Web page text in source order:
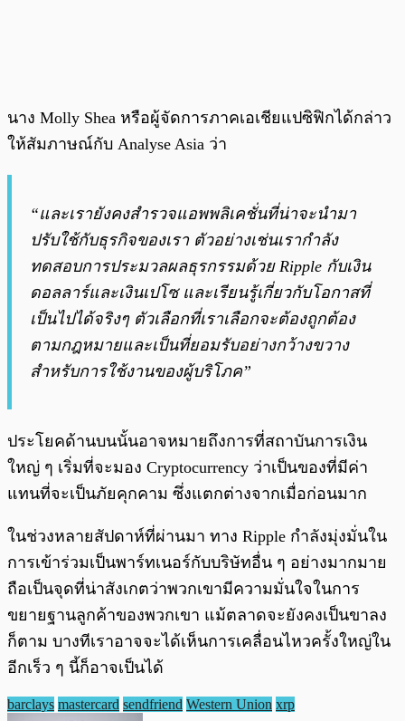
นาง Molly Shea หรือผู้จัดการภาคเอเชียแปซิฟิกได้กล่าว
ให้สัมภาษณ์กับ Analyse Asia ว่า
“และเรายังคงสำรวจแอพพลิเคชั่นที่น่าจะนำมา
ปรับใช้กับธุรกิจของเรา ตัวอย่างเช่นเรากำลัง
ทดสอบการประมวลผลธุรกรรมด้วย Ripple กับเงิน
ดอลลาร์และเงินเปโซ และเรียนรู้เกี่ยวกับโอกาสที่
เป็นไปได้จริงๆ ตัวเลือกที่เราเลือกจะต้องถูกต้อง
ตามกฎหมายและเป็นที่ยอมรับอย่างกว้างขวาง
สำหรับการใช้งานของผู้บริโภค”
ประโยคด้านบนนั้นอาจหมายถึงการที่สถาบันการเงิน
ใหญ่ ๆ เริ่มที่จะมอง Cryptocurrency ว่าเป็นของที่มีค่า
แทนที่จะเป็นภัยคุกคาม ซึ่งแตกต่างจากเมื่อก่อนมาก
ในช่วงหลายสัปดาห์ที่ผ่านมา ทาง Ripple กำลังมุ่งมั่นใน
การเข้าร่วมเป็นพาร์ทเนอร์กับบริษัทอื่น ๆ อย่างมากมาย
ถือเป็นจุดที่น่าสังเกตว่าพวกเขามีความมั่นใจในการ
ขยายฐานลูกค้าของพวกเขา แม้ตลาดจะยังคงเป็นขาลง
ก็ตาม บางทีเราอาจจะได้เห็นการเคลื่อนไหวครั้งใหญ่ใน
อีกเร็ว ๆ นี้ก็อาจเป็นได้
barclays mastercard sendfriend Western Union xrp